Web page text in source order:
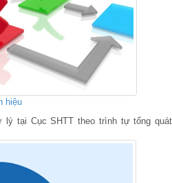
hiệu
tại Cục SHTT theo trình tự tổng quát